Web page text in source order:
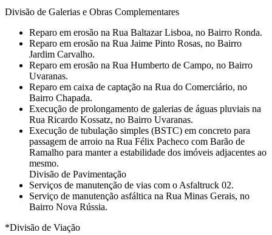
Divisão de Galerias e Obras Complementares
⁠Reparo em erosão na Rua Baltazar Lisboa, no Bairro Ronda.
Reparo em erosão na Rua Jaime Pinto Rosas, no Bairro
Jardim Carvalho.
⁠Reparo em erosão na Rua Humberto de Campo, no Bairro
Uvaranas.
Reparo em caixa de captação na Rua do Comerciário, no
Bairro Chapada.
⁠Execução de prolongamento de galerias de águas pluviais na
Rua Ricardo Kossatz, no Bairro Uvaranas.
⁠⁠Execução de tubulação simples (BSTC) em concreto para
passagem de arroio na Rua Félix Pacheco com Barão de
Ramalho para manter a estabilidade dos imóveis adjacentes ao
mesmo.
Divisão de Pavimentação
Serviços de manutenção de vias com o Asfaltruck 02.
Serviço de manutenção asfáltica na Rua Minas Gerais, no
Bairro Nova Rússia.
*Divisão de Viação